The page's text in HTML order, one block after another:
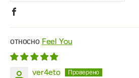
Feel You
ver4eto